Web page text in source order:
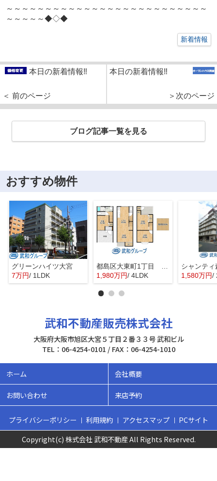
～～～～～～～～～～～～～～～～～～～～～～～～～～
～～～～～◆◇◆
新着情報
本日の新着情報‼
＜ 前のページ
本日の新着情報‼
＞次のページ
ブログ記事一覧を見る
おすすめ物件
グリーンハイツ大宮
7万円/ 1LDK
都島区大東町1丁目 中古戸建
1,980万円/ 4LDK
シャンティ
1,580万円/
武和不動産販売株式会社
大阪府大阪市旭区大宮５丁目２番３３号 武和ビル
TEL：06-4254-0101 / FAX：06-4254-1010
ホーム 会社概要
お問い合わせ 来店予約
プライバシーポリシー 利用規約 アクセスマップ
PCサイト
Copyright(c) 株式会社 武和不動産 All Rights Reserved.